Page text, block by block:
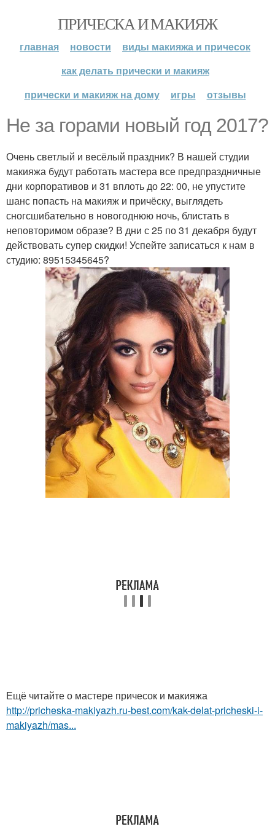
ПРИЧЕСКА И МАКИЯЖ
главная новости
виды макияжа и причесок
как делать прически и макияж
прически и макияж на дому
игры отзывы
Не за горами новый год 2017?
Очень светлый и весёлый праздник? В нашей студии
макияжа будут работать мастера все предпраздничные
дни корпоративов и 31 вплоть до 22: 00, не упустите
шанс попасть на макияж и причёску, выглядеть
сногсшибательно в новогоднюю ночь, блистать в
неповторимом образе? В дни с 25 по 31 декабря будут
действовать супер скидки! Успейте записаться к нам в
студию: 89515345645?
Ещё читайте о мастере причесок и макияжа
http://pricheska-makiyazh.ru-best.com/kak-delat-pricheski-i-
makiyazh/mas...